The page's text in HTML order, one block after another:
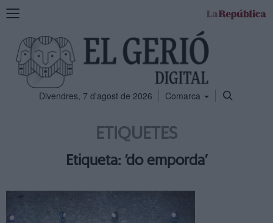
Mostra
navegació
Divendres, 7 d'agost de 2026 Comarca
ETIQUETES
Etiqueta: ‘do emporda’